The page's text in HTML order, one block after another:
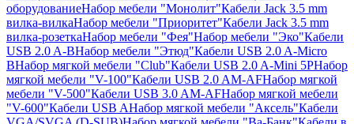
оборудованиеНабор мебели "Монолит"Кабели Jack 3.5 mm
вилка-вилкаНабор мебели "Приоритет"Кабели Jack 3.5 mm
вилка-розеткаНабор мебели "Фея"Набор мебели "Эко"Кабели
USB 2.0 A-BНабор мебели "Этюд"Кабели USB 2.0 A-Micro
BНабор мягкой мебели "Club"Кабели USB 2.0 A-Mini 5PНабор
мягкой мебели "V-100"Кабели USB 2.0 AM-AFНабор мягкой
мебели "V-500"Кабели USB 3.0 AM-AFНабор мягкой мебели
"V-600"Кабели USB AНабор мягкой мебели "Аксель"Кабели